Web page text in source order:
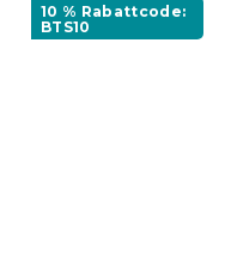
10 % Rabattcode:
BTS10